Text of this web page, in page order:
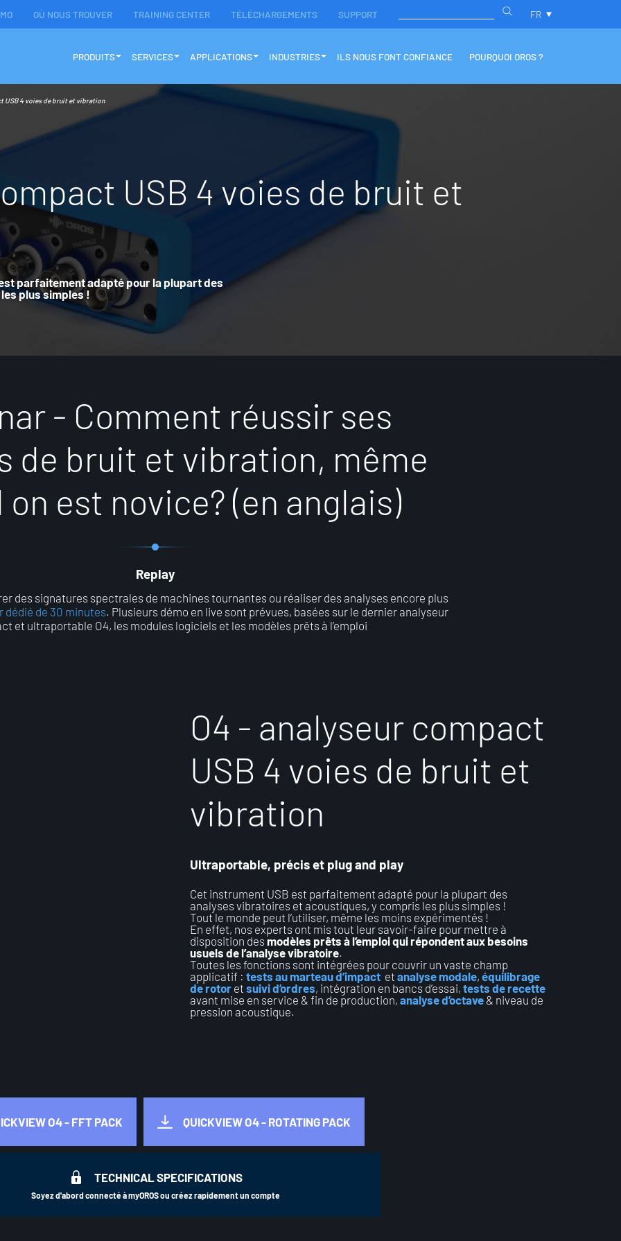
OÙ NOUS TROUVER TRAINING CENTER TÉLÉCHARGEMENTS SUPPORT FR
PRODUITS SERVICES APPLICATIONS INDUSTRIES ILS NOUS FONT CONFIANCE POURQUOI OROS ?
USB 4 voies de bruit et vibration
ompact USB 4 voies de bruit et
parfaitement adapté pour la plupart des
plus simples !
ar- Comment réussir ses
de bruit et vibration, même
on est novice?(en anglais)
Replay
des signatures spectrales de machines tournantes ou réaliser des analyses encore plus
dédié de 30 minutes. Plusieurs démo en live sont prévues, basées sur le dernier analyseur
et ultraportable O4, les modules logiciels et les modèles prêts à l’emploi
O4 - analyseur compact
USB 4 voies de bruit et
vibration
Ultraportable, précis et plug and play
Cet instrument USB est parfaitement adapté pour la plupart des
analyses vibratoires et acoustiques, y compris les plus simples !
Tout le monde peut l’utiliser, même les moins expérimentés !
En effet, nos experts ont mis tout leur savoir-faire pour mettre à
disposition desmodèles prêts à l’emploi qui répondent aux besoins
usuels de l’analyse vibratoire.
Toutes les fonctions sont intégrées pour couvrir un vaste champ
applicatif : tests au marteau d’impact et analyse modale, équilibrage
de rotor et suivi d’ordres, intégration en bancs d’essai, tests de recette
avant mise en service & fin de production, analyse d’octave & niveau de
pression acoustique.
O4 - FFT PACK QUICKVIEW O4 - ROTATING PACK
TECHNICAL SPECIFICATIONS
Soyez d'abord connecté à myOROS ou créez rapidement un compte